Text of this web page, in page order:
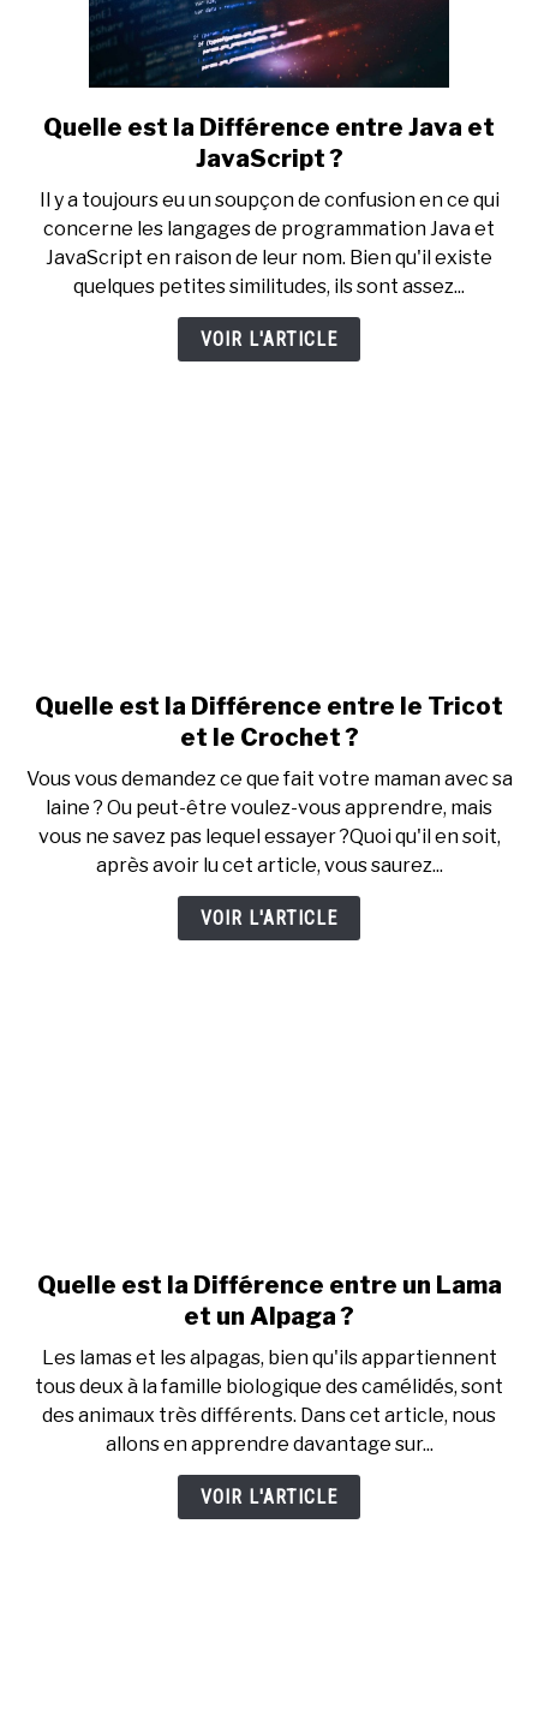
link
to
est
la
Différence
entre
Java
Quelle est la Différence entre Java et
JavaScript ?
Il y a toujours eu un soupçon de confusion en ce qui
concerne les langages de programmation Java et
JavaScript en raison de leur nom. Bien qu'il existe
quelques petites similitudes, ils sont assez...
VOIR L'ARTICLE
link
to
est
la
Différence
entre
le
Quelle est la Différence entre le Tricot
et le Crochet ?
Vous vous demandez ce que fait votre maman avec sa
laine ? Ou peut-être voulez-vous apprendre, mais
vous ne savez pas lequel essayer ?Quoi qu'il en soit,
après avoir lu cet article, vous saurez...
VOIR L'ARTICLE
link
to
est
la
Différence
entre
un
Quelle est la Différence entre un Lama
et un Alpaga ?
Les lamas et les alpagas, bien qu'ils appartiennent
tous deux à la famille biologique des camélidés, sont
des animaux très différents. Dans cet article, nous
allons en apprendre davantage sur...
VOIR L'ARTICLE